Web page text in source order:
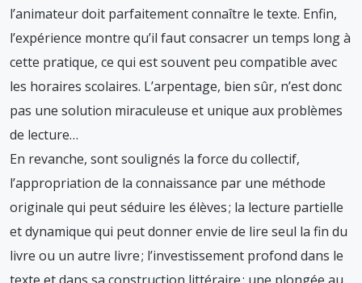
l’animateur doit parfaitement connaître le texte. Enfin,
l’expérience montre qu’il faut consacrer un temps long à
cette pratique, ce qui est souvent peu compatible avec
les horaires scolaires. L’arpentage, bien sûr, n’est donc
pas une solution miraculeuse et unique aux problèmes
de lecture…
En revanche, sont soulignés la force du collectif,
l’appropriation de la connaissance par une méthode
originale qui peut séduire les élèves ; la lecture partielle
et dynamique qui peut donner envie de lire seul la fin du
livre ou un autre livre ; l’investissement profond dans le